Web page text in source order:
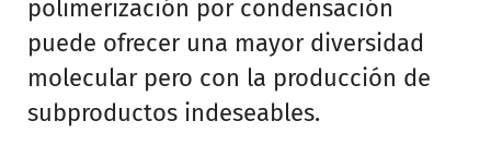
polimerización por condensación
puede ofrecer una mayor diversidad
molecular pero con la producción de
subproductos indeseables.